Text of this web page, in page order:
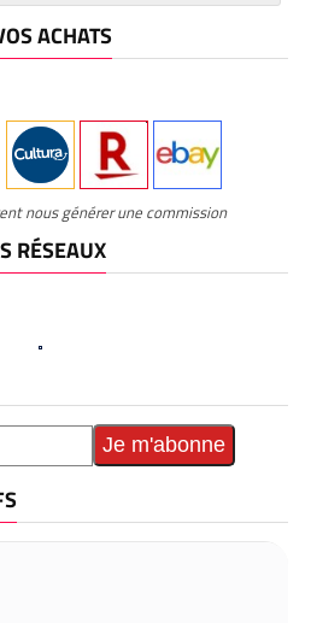
ACHATS
nous générer une commission
RÉSEAUX